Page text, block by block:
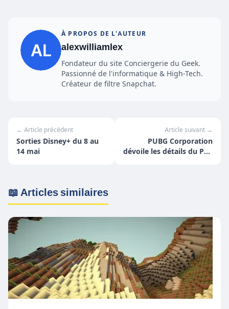
À PROPOS DE L'AUTEUR
alexwilliamlex
Fondateur du site Conciergerie du Geek.
Passionné de l'informatique & High-Tech.
Créateur de filtre Snapchat.
← Article précédent
Sorties Disney+ du 8 au
14 mai
Article suivant →
PUBG Corporation
dévoile les détails du PCS
📖 Articles similaires